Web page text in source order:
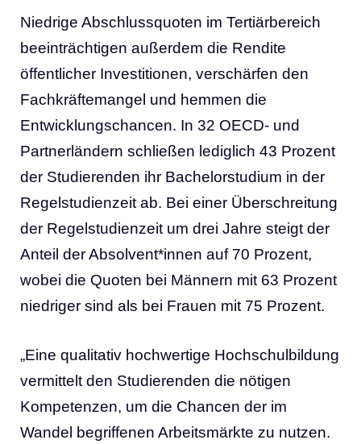
Niedrige Abschlussquoten im Tertiärbereich
beeinträchtigen außerdem die Rendite
öffentlicher Investitionen, verschärfen den
Fachkräftemangel und hemmen die
Entwicklungschancen. In 32 OECD- und
Partnerländern schließen lediglich 43 Prozent
der Studierenden ihr Bachelorstudium in der
Regelstudienzeit ab. Bei einer Überschreitung
der Regelstudienzeit um drei Jahre steigt der
Anteil der Absolvent*innen auf 70 Prozent,
wobei die Quoten bei Männern mit 63 Prozent
niedriger sind als bei Frauen mit 75 Prozent.
„Eine qualitativ hochwertige Hochschulbildung
vermittelt den Studierenden die nötigen
Kompetenzen, um die Chancen der im
Wandel begriffenen Arbeitsmärkte zu nutzen.